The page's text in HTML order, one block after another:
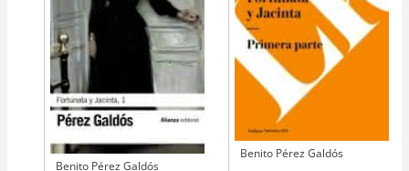
Autor
Benito Pérez Galdós
Autor
Benito Pérez Galdós